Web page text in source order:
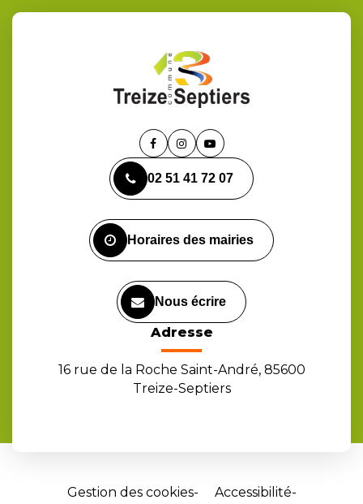
Lien
le
compte
Lien
le
compte
Lien
la
chaîne
02 51 41 72 07
Horaires des mairies
Nous écrire
Adresse
16 rue de la Roche Saint-André, 85600
Treize-Septiers
Gestion des cookies
Accessibilité